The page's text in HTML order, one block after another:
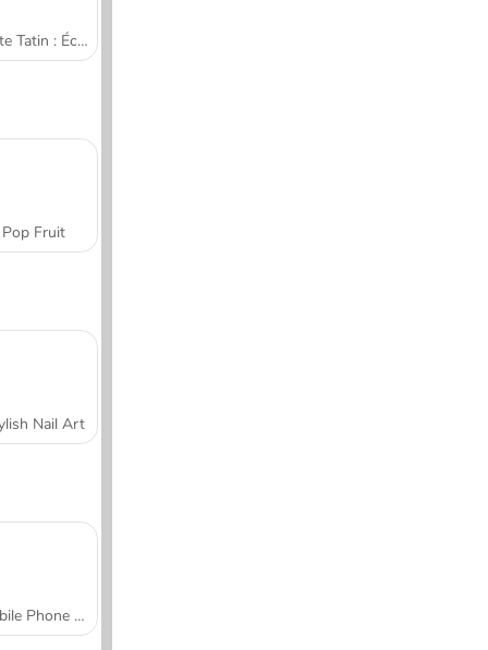
Tarte Tatin : École de cuisine de Sara
Pop Fruit
Nail Art
Mobile Phone Case Design & DIY